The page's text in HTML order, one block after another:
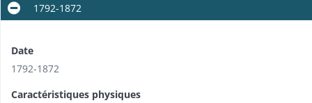
1792-1872
Date
1792-1872
Caractéristiques physiques